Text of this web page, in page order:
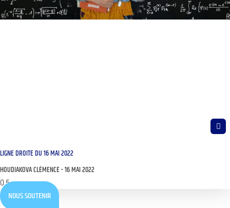
LIGNE DROITE DU 16 MAI 2022
HOUDIAKOVA CLÉMENCE 16 MAI 2022
NOUS SOUTENIR